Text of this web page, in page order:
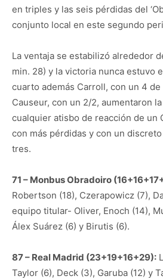
en triples y las seis pérdidas del
conjunto local en este segundo
La ventaja se estabilizó alrededor
min. 28) y la victoria nunca estuvo
cuarto además Carroll, con un 4
Causeur, con un 2/2, aumentaron
cualquier atisbo de reacción de un
con más pérdidas y con un
tres.
71 – Monbus Obradoiro
Robertson (18), Czerapowicz (7),
equipo titular- Oliver, Enoch (14),
Álex Suárez (6) y Birutis (6).
87 – Real Madrid (23+19+16+29):
Taylor (6), Deck (3), Garuba (12) y